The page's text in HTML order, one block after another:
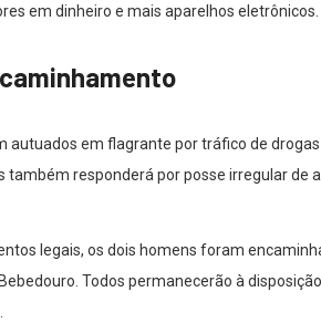
em dinheiro e mais aparelhos eletrônicos.
autuados em flagrante por tráfico de
também responderá por posse irregular de
legais, os dois homens foram
Todos permanecerão à